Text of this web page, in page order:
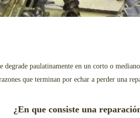
paulatinamente en un corto o
que terminan por echar a perder una
¿En que consiste una